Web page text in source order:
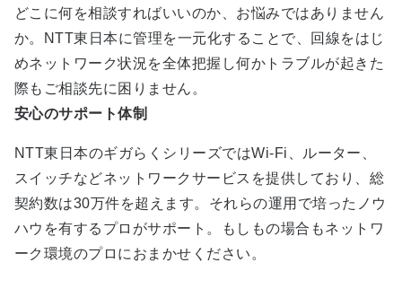
どこに何を相談すればいいのか、お悩みではありません
か。NTT東日本に管理を一元化することで、回線をはじ
めネットワーク状況を全体把握し何かトラブルが起きた
際もご相談先に困りません。
安心のサポート体制
NTT東日本のギガらくシリーズではWi-Fi、ルーター、
スイッチなどネットワークサービスを提供しており、総
契約数は30万件を超えます。それらの運用で培ったノウ
ハウを有するプロがサポート。もしもの場合もネットワ
ーク環境のプロにおまかせください。